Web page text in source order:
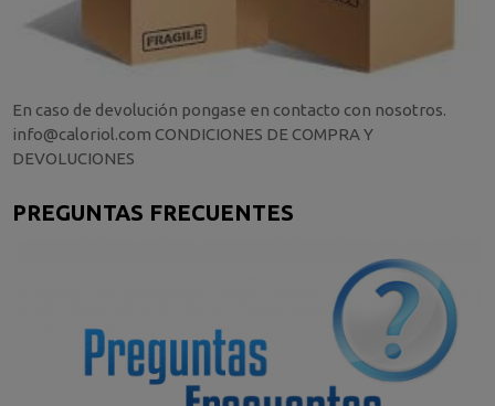
En caso de devolución pongase en contacto con nosotros.
info@caloriol.com CONDICIONES DE COMPRA Y
DEVOLUCIONES
PREGUNTAS FRECUENTES